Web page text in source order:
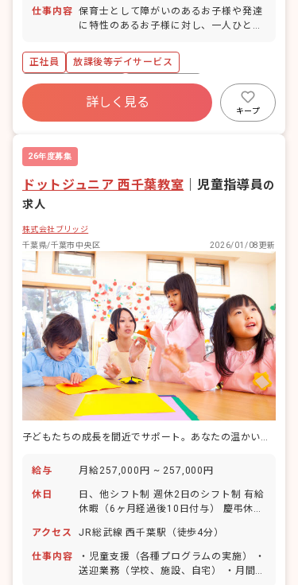
仕事内容 保育士として障がいのあるお子様や発達
に特性のあるお子様に対し、一人ひとり
育支援やご家族へのサポートを行うお仕
事です。 ・室内での製作活動やレクリエ
ーション ・プールでの運動療育や買い物
学習 ・農業体感などの独自のプログラム
考案 ・子ども達の送迎
正社員
放課後等デイサービス
年間休日120日以上
社会保険完備
残業少なめ
詳しく見る
キープ
26年度募集
ドットジュニア 西千葉教室 児童指導員の
求人
株式会社ブリッジ
千葉県/千葉市中央区
2026/01/08更新
給与 月給257,000円 ~ 257,000円
休日
日、他シフト制 週休2日のシフト制 有給
休暇（6ヶ月経過後10日付与） 慶弔休暇
アクセス
JR総武線 西千葉駅（徒歩4分）
仕事内容
・児童支援（各種プログラムの実施） ・
送迎業務（学校、施設、自宅） ・月間プ